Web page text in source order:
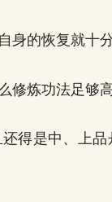
身的恢复就十分
修炼功法足够高
得是中、上